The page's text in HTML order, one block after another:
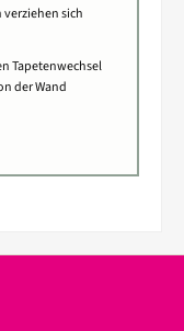
sich
Tapetenwechsel
der Wand